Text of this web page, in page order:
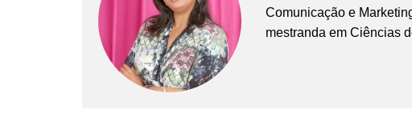
Comunicação e
mestranda em Ciências